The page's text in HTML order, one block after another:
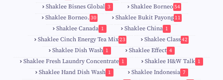
Shaklee Bisnes Global 3 Shaklee Borneo 54
Shaklee Borneo. 30 Shaklee Bukit Payong 11
Shaklee Canada 1 Shaklee China 1
Shaklee Cinch Energy Tea Mix23 Shaklee Class42
Shaklee Dish Wash 1 Shaklee Effect 4
Shaklee Fresh Laundry Concentrate 1 Shaklee H&W Talk 1
Shaklee Hand Dish Wash 1 Shaklee Indonesia 7